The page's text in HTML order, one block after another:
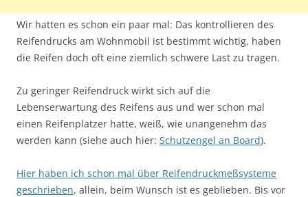
Wir hatten es schon ein paar mal: Das kontrollieren des
Reifendrucks am Wohnmobil ist bestimmt wichtig, haben
die Reifen doch oft eine ziemlich schwere Last zu tragen.
Zu geringer Reifendruck wirkt sich auf die
Lebenserwartung des Reifens aus und wer schon mal
einen Reifenplatzer hatte, weiß, wie unangenehm das
werden kann (siehe auch hier: Schutzengel an Board).
Hier haben ich schon mal über Reifendruckmeßsysteme
geschrieben, allein, beim Wunsch ist es geblieben. Bis vor